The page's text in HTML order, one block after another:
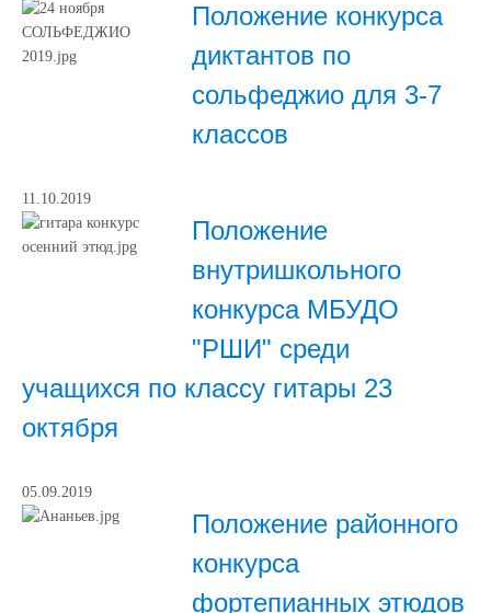
Положение конкурса
диктантов по
сольфеджио для 3-7
классов
11.10.2019
Положение
внутришкольного
конкурса МБУДО
"РШИ" среди
учащихся по классу гитары 23
октября
05.09.2019
Положение районного
конкурса
фортепианных этюдов